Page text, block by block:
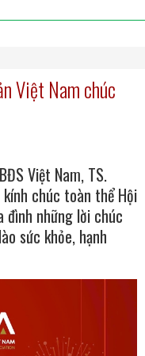
Việt Nam chúc
Việt Nam, TS.
kính chúc toàn thể Hội
đình những lời chúc
sức khỏe, hạnh